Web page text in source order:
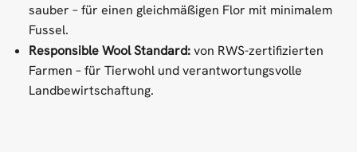
sauber – für einen gleichmäßigen Flor mit minimalem
Fussel.
Responsible Wool Standard:von RWS-zertifizierten
Farmen – für Tierwohl und verantwortungsvolle
Landbewirtschaftung.